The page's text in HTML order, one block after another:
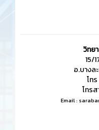
วิทย
15/
อ.บางล
โท
โทร
Email :